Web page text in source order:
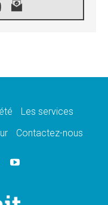
vers
est un acte
de Colomb à
meurtre et
Les services
Contactez-nous